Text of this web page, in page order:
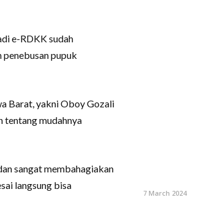
e-RDKK sudah
pupuk
Barat, yakni Oboy Gozali
tentang mudahnya
sangat membahagiakan
langsung bisa
7 March 2024